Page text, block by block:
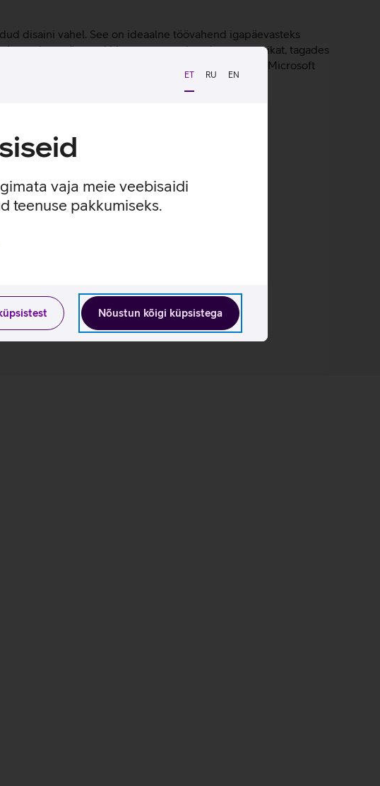
ET RU EN
vaja meie veebisaidi
teenuse pakkumiseks.
Nõustun kõigi küpsistega
disaini vahel. See on ideaalne töövahend igapäevasteks
koos tõstetud hingega parandavad ergonoomikat, tagades
kõik vajalikud seadmed. Sülearvuti töötab Microsoft